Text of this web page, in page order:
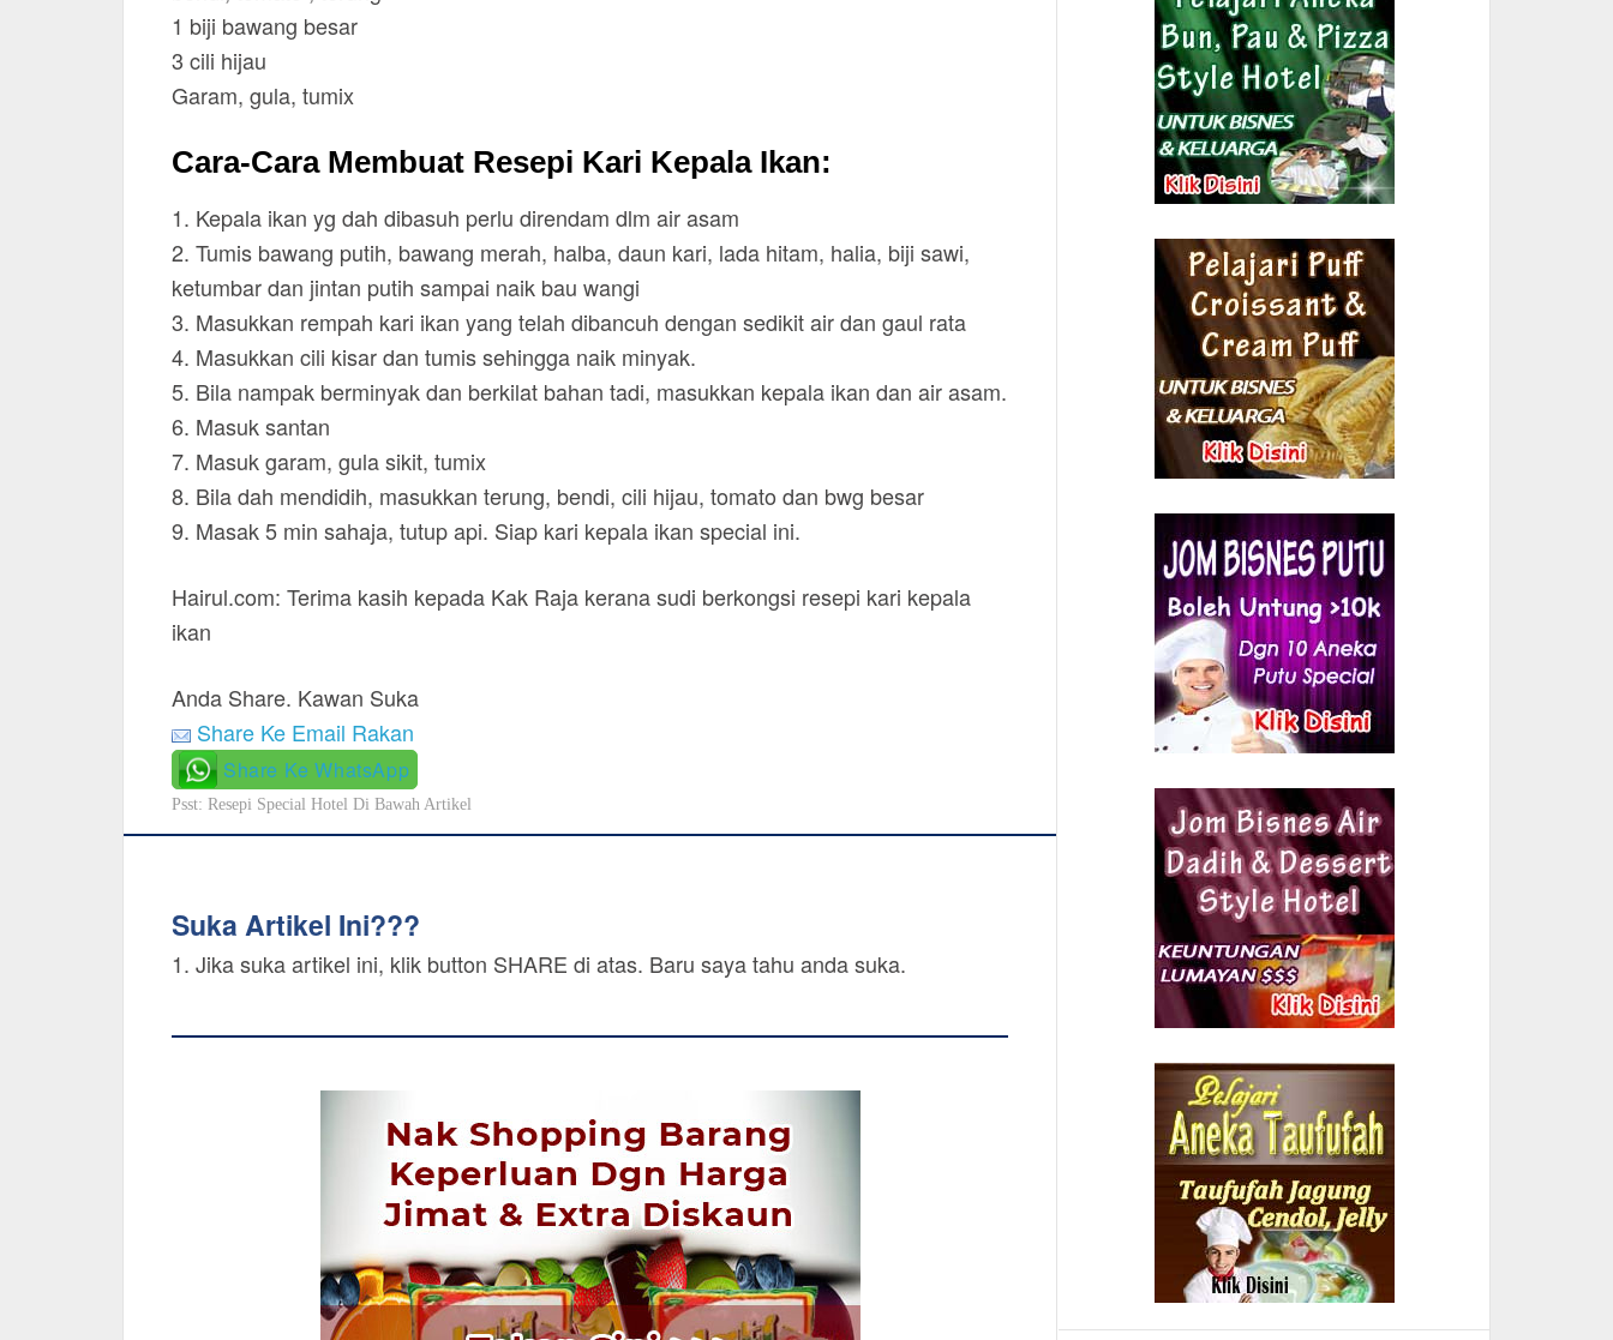
1 biji bawang besar
3 cili hijau
Garam, gula, tumix
Cara-Cara Membuat Resepi Kari Kepala Ikan:
1. Kepala ikan yg dah dibasuh perlu direndam dlm air asam
2. Tumis bawang putih, bawang merah, halba, daun kari, lada hitam, halia, biji sawi,
ketumbar dan jintan putih sampai naik bau wangi
3. Masukkan rempah kari ikan yang telah dibancuh dengan sedikit air dan gaul rata
4. Masukkan cili kisar dan tumis sehingga naik minyak.
5. Bila nampak berminyak dan berkilat bahan tadi, masukkan kepala ikan dan air asam.
6. Masuk santan
7. Masuk garam, gula sikit, tumix
8. Bila dah mendidih, masukkan terung, bendi, cili hijau, tomato dan bwg besar
9. Masak 5 min sahaja, tutup api. Siap kari kepala ikan special ini.
Hairul.com: Terima kasih kepada Kak Raja kerana sudi berkongsi resepi kari kepala
ikan
Anda Share. Kawan Suka
Share Ke Email Rakan
Share Ke WhatsApp
Psst: Resepi Special Hotel Di Bawah Artikel
Suka Artikel Ini???
1. Jika suka artikel ini, klik button SHARE di atas. Baru saya tahu anda suka.